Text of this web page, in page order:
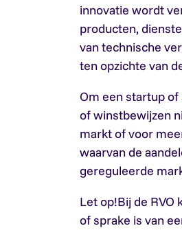
innovatie wordt
producten,
van technische
ten opzichte van
Om een startup
of winstbewijzen
markt of voor
waarvan de
gereguleerde
Let op!Bij de RVO
of sprake is van